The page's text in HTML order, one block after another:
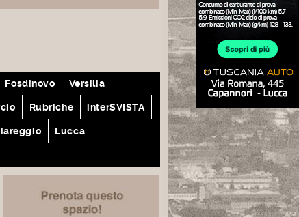
Fosdinovo Versilia
Rubriche interSVISTA
Lucca